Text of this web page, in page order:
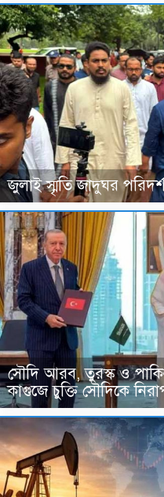
জুলাই স্মৃতি জাদুঘর
সৌদি আরব, তুরস্ক ও
কাগুজে চুক্তি সৌদিকে